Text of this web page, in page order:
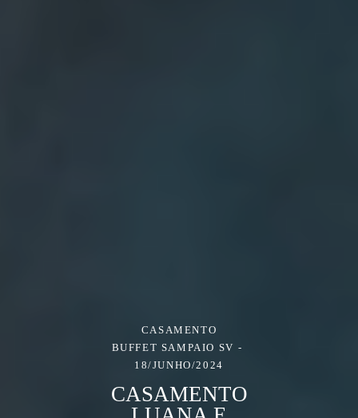
CASAMENTO
BUFFET SAMPAIO SV
18/JUNHO/2024
CASAMENTO